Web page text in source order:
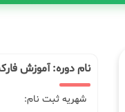
نام دوره: آموزش
شهریه ثبت نام: